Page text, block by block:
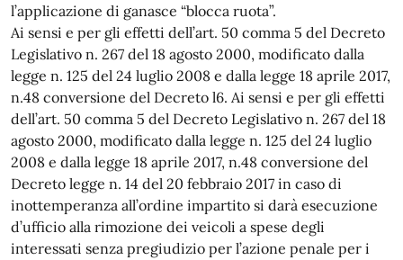
l’applicazione di ganasce “blocca ruota”.
Ai sensi e per gli effetti dell’art. 50 comma 5 del Decreto
Legislativo n. 267 del 18 agosto 2000, modificato dalla
legge n. 125 del 24 luglio 2008 e dalla legge 18 aprile 2017,
n.48 conversione del Decreto l6. Ai sensi e per gli effetti
dell’art. 50 comma 5 del Decreto Legislativo n. 267 del 18
agosto 2000, modificato dalla legge n. 125 del 24 luglio
2008 e dalla legge 18 aprile 2017, n.48 conversione del
Decreto legge n. 14 del 20 febbraio 2017 in caso di
inottemperanza all’ordine impartito si darà esecuzione
d’ufficio alla rimozione dei veicoli a spese degli
interessati senza pregiudizio per l’azione penale per i